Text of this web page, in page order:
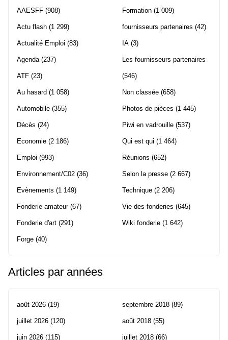
AAESFF (908)
Actu flash (1 299)
Actualité Emploi (83)
Agenda(237)
ATF (23)
Au hasard (1 058)
Automobile (355)
Décès (24)
Economie (2 186)
Emploi (993)
Environnement/C02 (36)
Evènements (1 149)
Fonderie amateur(67)
Fonderie d'art (291)
Forge (40)
Formation (1 009)
fournisseurs partenaires (42)
IA (3)
Les fournisseurs partenaires
(546)
Non classée (658)
Photos de pièces (1 445)
Piwi en vadrouille (537)
Qui est qui (1 464)
Réunions (652)
Selon la presse (2 667)
Technique (2 206)
Vie des fonderies (645)
Wiki fonderie (1 642)
Articles par années
août 2026 (19)
juillet 2026 (120)
juin 2026 (115)
septembre 2018 (89)
août 2018 (55)
juillet 2018 (66)